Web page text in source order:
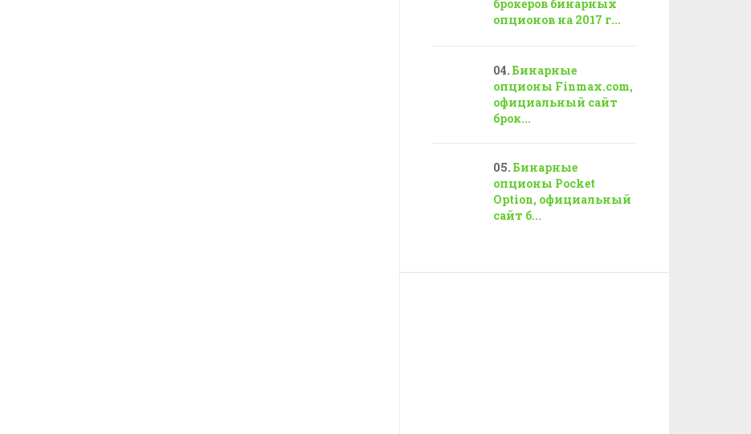
брокеров бинарных
опционов на 2017 г...
Бинарные
опционы Finmax.com,
официальный сайт
брок...
Бинарные
опционы Pocket
Option, официальный
сайт б...